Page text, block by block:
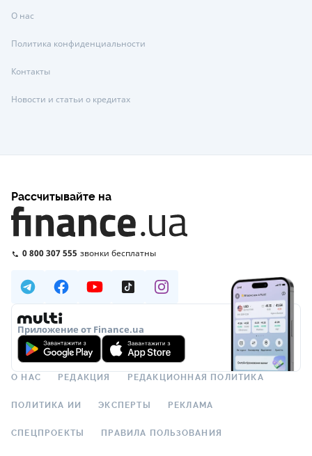
О нас
Политика конфиденциальности
Контакты
Новости и статьи о кредитах
Рассчитывайте на
0 800 307 555 звонки бесплатны
Приложение от Finance.ua
О НАС РЕДАКЦИЯ РЕДАКЦИОННАЯ ПОЛИТИКА
ПОЛИТИКА ИИ ЭКСПЕРТЫ РЕКЛАМА
СПЕЦПРОЕКТЫ ПРАВИЛА ПОЛЬЗОВАНИЯ